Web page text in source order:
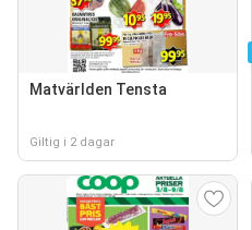
Matvärlden Tensta
Giltig i 2 dagar